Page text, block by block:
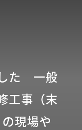
た 一般
工事（末
現場や